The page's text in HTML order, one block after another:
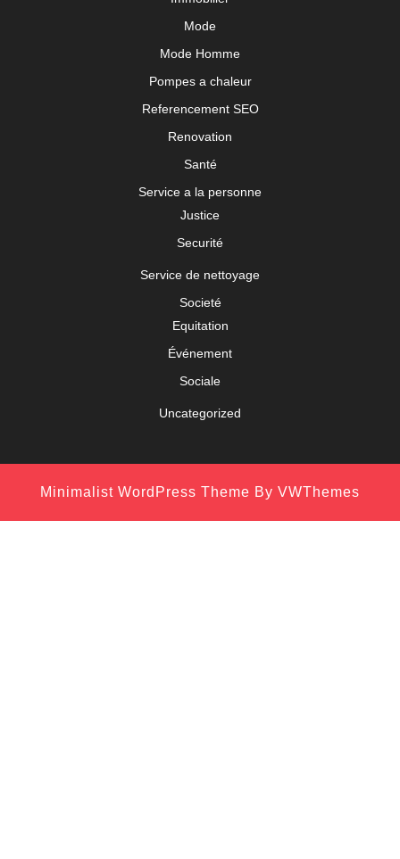
Mode
Mode Homme
Pompes a chaleur
Referencement SEO
Renovation
Santé
Service a la personne
Justice
Securité
Service de nettoyage
Societé
Equitation
Événement
Sociale
Uncategorized
Minimalist WordPress Theme By VWThemes